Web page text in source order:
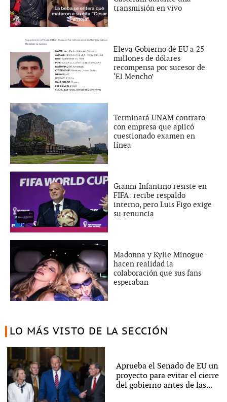
transmisión en vivo
Eleva Gobierno de EU a 25
millones de dólares
recompensa por sucesor de
‘El Mencho’
Terminará UNAM contrato
con empresa que aplicó
cuestionado examen en
línea
Gianni Infantino resiste en
FIFA: recibe respaldo
interno, pero Luis Figo exige
su renuncia
Madonna y Kylie Minogue
hacen realidad la
colaboración que sus fans
esperaban
LO MÁS VISTO DE LA SECCIÓN
Aprueba el Senado de EU un
proyecto para evitar el cierre
del gobierno antes de las...